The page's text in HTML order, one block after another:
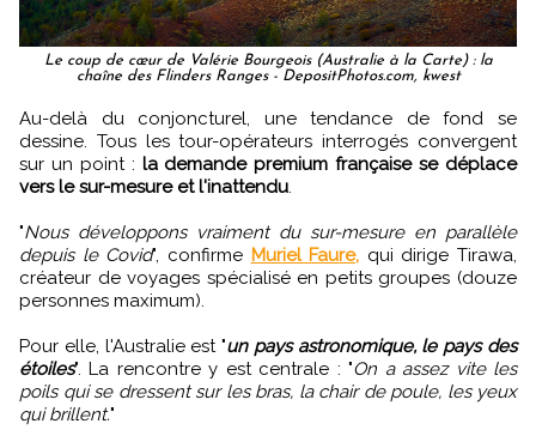
Le coup de cœur de Valérie Bourgeois (Australie à la Carte) : la
chaîne des Flinders Ranges - DepositPhotos.com, kwest
Au-delà du conjoncturel, une tendance de fond se
dessine. Tous les tour-opérateurs interrogés convergent
sur un point : la demande premium française se déplace
vers le sur-mesure et l'inattendu.
"Nous développons vraiment du sur-mesure en parallèle
depuis le Covid", confirme Muriel Faure, qui dirige Tirawa,
créateur de voyages spécialisé en petits groupes (douze
personnes maximum).
Pour elle, l'Australie est "un pays astronomique, le pays des
étoiles". La rencontre y est centrale : "On a assez vite les
poils qui se dressent sur les bras, la chair de poule, les yeux
qui brillent."